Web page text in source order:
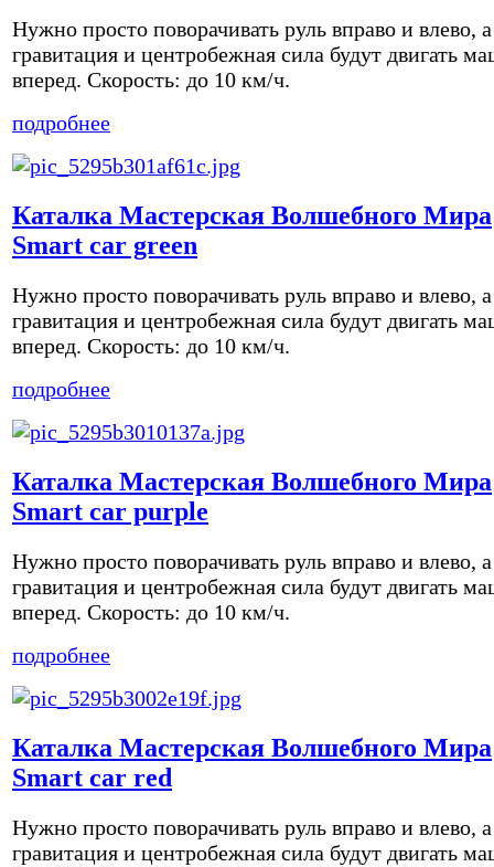
Нужно просто поворачивать руль вправо и влево, а
гравитация и центробежная сила будут двигать
вперед. Скорость: до 10 км/ч.
подробнее
Каталка Мастерская Волшебного Мира
Smart car green
Нужно просто поворачивать руль вправо и влево, а
гравитация и центробежная сила будут двигать
вперед. Скорость: до 10 км/ч.
подробнее
Каталка Мастерская Волшебного Мира
Smart car purple
Нужно просто поворачивать руль вправо и влево, а
гравитация и центробежная сила будут двигать
вперед. Скорость: до 10 км/ч.
подробнее
Каталка Мастерская Волшебного Мира
Smart car red
Нужно просто поворачивать руль вправо и влево, а
гравитация и центробежная сила будут двигать